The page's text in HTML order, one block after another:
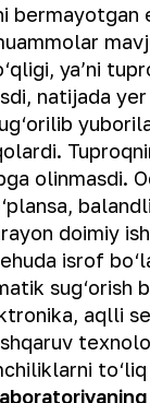
bermayotgan
yaʼni
natijada
olinmasdi.
doimiy
isrof
sug‘orish
aqlli